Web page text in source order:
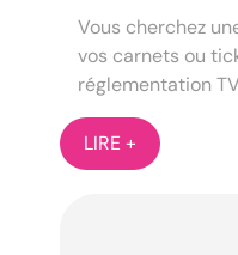
Vous cherchez
vos carnets ou
réglementation
LIRE +